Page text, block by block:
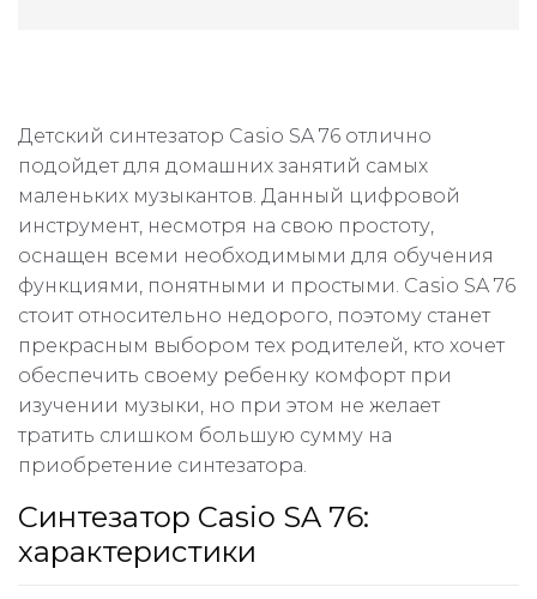
Детский синтезатор Casio SA 76 отлично
подойдет для домашних занятий самых
маленьких музыкантов. Данный цифровой
инструмент, несмотря на свою простоту,
оснащен всеми необходимыми для обучения
функциями, понятными и простыми. Casio SA 76
стоит относительно недорого, поэтому станет
прекрасным выбором тех родителей, кто хочет
обеспечить своему ребенку комфорт при
изучении музыки, но при этом не желает
тратить слишком большую сумму на
приобретение синтезатора.
Синтезатор Casio SA 76:
характеристики